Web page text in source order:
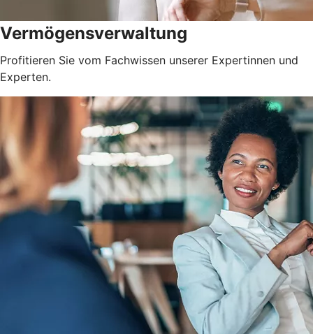
Vermögensverwaltung
Profitieren Sie vom Fachwissen unserer Expertinnen und
Experten.